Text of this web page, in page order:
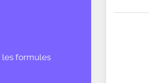
les formules